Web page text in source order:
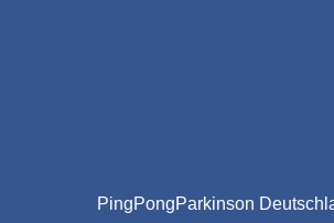
PingPongParkinson